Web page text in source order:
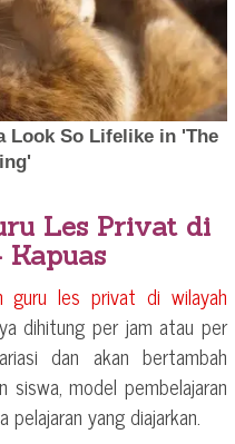
Les Privat di
Kapuas
guru les privat di wilayah
dihitung per jam atau per
dan akan bertambah
siswa, model pembelajaran
yang diajarkan.